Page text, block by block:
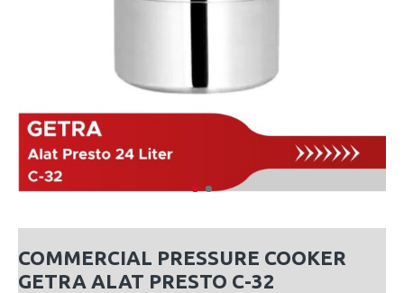
COMMERCIAL PRESSURE COOKER
GETRA ALAT PRESTO C-32